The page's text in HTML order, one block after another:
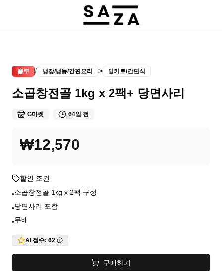
뽐뿌 / 냉장/냉동/간편요리 > 밀키트/간편식
소곱창전골 1kg x 2팩+ 당면사리
G마켓 64일 전
₩12,570
할인 조건
•소곱창전골 1kg x 2팩 구성
•당면사리 포함
•무배
AI 점수: 62
구매하기